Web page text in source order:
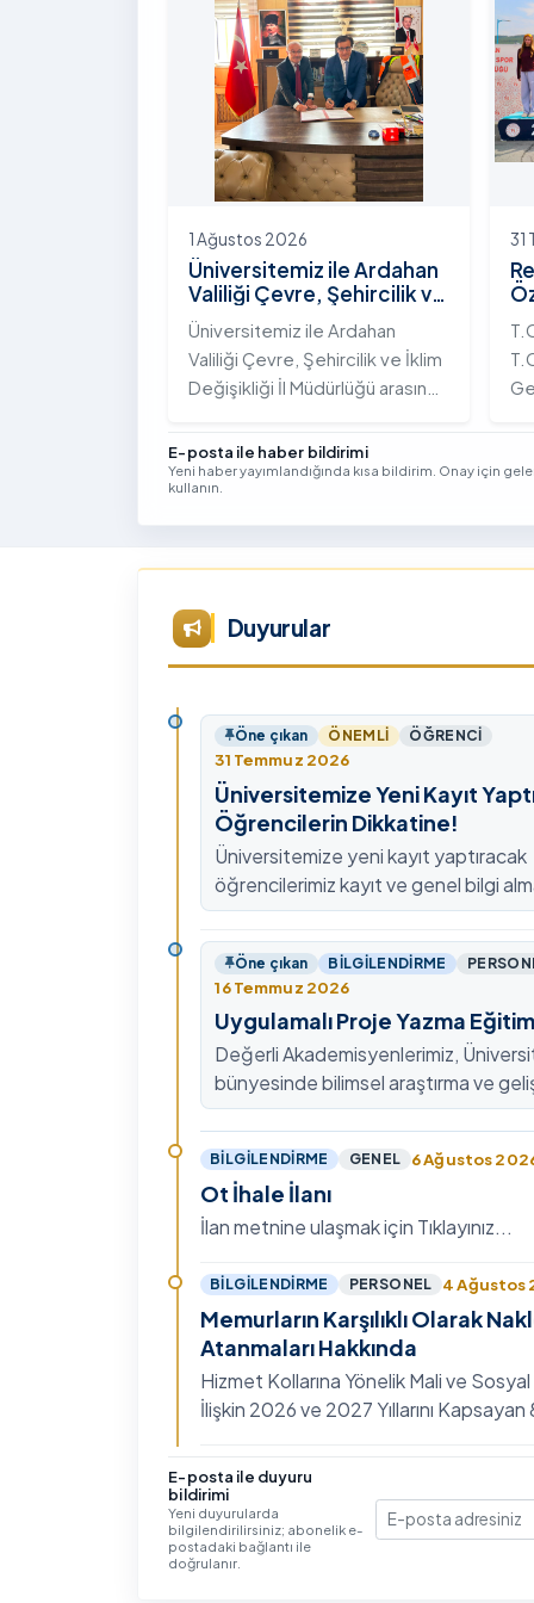
Yolunda Bilim Diplomasisi:
Akademi Lansmanı” programına
katıldı.
1 Ağustos 2026
Üniversitemiz ile Ardahan
Valiliği Çevre, Şehircilik ve
İklim Değişikliği İl
Müdürlüğü Arasında İş
Birliği Protokolü İmzalandı
Üniversitemiz ile Ardahan
Valiliği Çevre, Şehircilik ve İklim
Değişikliği İl Müdürlüğü arasında
güçlendirmek amacıyla
stratejik bir protokole imza
31
E-posta ile haber bildirimi
Yeni haber yayımlandığında kısa bildirim. Onay için
kullanın.
Duyurular
Öne çıkan ÖNEMLI ÖĞRENCI
31 Temmuz 2026
Üniversitemize Yeni Kayıt
Öğrencilerin Dikkatine!
Üniversitemize yeni kayıt yaptıracak
öğrencilerimiz kayıt ve genel bilgi
0478 211 75 75 Dahili: 1913 nolu
ulaşabilirsiniz.
Öne çıkan BILGILENDIRME
16 Temmuz 2026
Uygulamalı Proje Yazma
Değerli Akademisyenlerimiz,
bünyesinde bilimsel araştırma ve
kültürünü güçlendirmek, ulusal ve
fon mekanizmala…
BILGILENDIRME GENEL 6 Ağustos
Ot İhale İlanı
İlan metnine ulaşmak için Tıklayınız...
BILGILENDIRME PERSONEL 4 Ağustos
Memurların Karşılıklı Olarak
Atanmaları Hakkında
Hizmet Kollarına Yönelik Mali ve
İlişkin 2026 ve 2027 Yıllarını
Hizmet…
BILGILENDIRME
IV. Uluslararası İlişkiler
Ayrıntılı bilgi ve başvuru için Tıklayınız...
E-posta ile duyuru
bildirimi
Yeni duyurularda
bilgilendirilirsiniz; abonelik e-
postadaki bağlantı ile
doğrulanır.
E-posta